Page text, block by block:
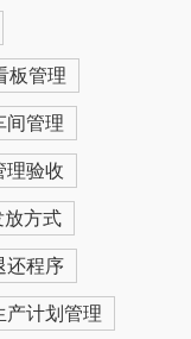
板管理
间管理
理验收
放方式
还程序
产计划管理